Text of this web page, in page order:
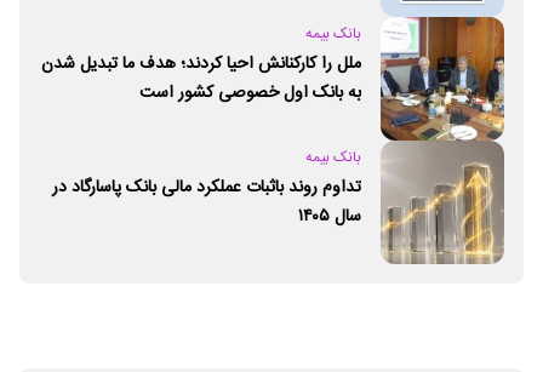
بانک بیمه
ملل را کارکنانش احیا کردند؛ هدف ما تبدیل شدن
به بانک اول خصوصی کشور است
بانک بیمه
تداوم روند باثبات عملکرد مالی بانک پاسارگاد در
سال ۱۴۰۵